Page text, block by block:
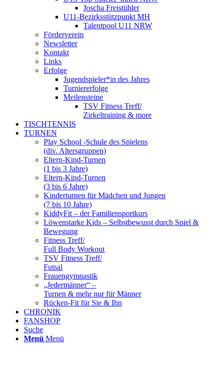
Joscha Freistühler
U11-Bezirksstützpunkt MH
Talentpool U11 NRW
Förderverein
Newsletter
Kontakt
Links
Erfolge
Jugendspieler*in des Jahres
Turniererfolge
Meilensteine
TSV Fitness Treff/
Zirkeltraining & more
TISCHTENNIS
TURNEN
Play School -Schule des Spielens
(div. Altersgruppen)
Eltern-Kind-Turnen
(1 bis 3 Jahre)
Eltern-Kind-Turnen
(3 bis 6 Jahre)
Kinderturnen für Mädchen und Jungen
(7 bis 10 Jahre)
KiddyFit – der Familiensportkurs
Löwenstarke Kids – Selbstbewusst durch Spiel &
Bewegung
Fitness Treff/
Full Body Workout
TSV Fitness Treff/
Futsal
Frauengymnastik
„Jedermänner“ –
Turnen & mehr nur für Männer
Rücken-Fit für Sie & Ihn
CHRONIK
FANSHOP
Suche
Menü Menü